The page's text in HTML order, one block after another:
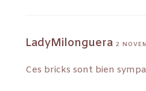
LadyMilonguera 2
Ces bricks sont bien